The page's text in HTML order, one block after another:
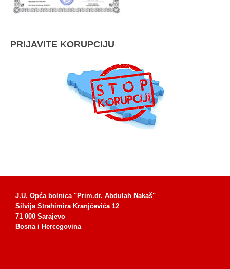
PRIJAVITE KORUPCIJU
J.U. Opća bolnica "Prim.dr. Abdulah Nakaš"
Silvija Strahimira Kranjčevića 12
71 000 Sarajevo
Bosna i Hercegovina